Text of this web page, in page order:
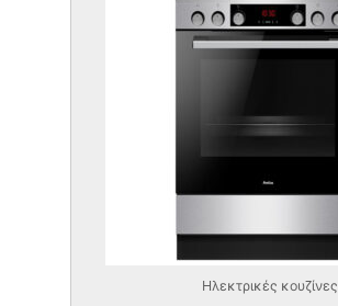
Ηλεκτρικές κουζίνες